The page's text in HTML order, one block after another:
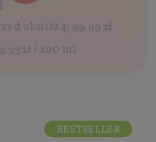
obniżką: 99,99 zł
zł / 100 ml
BESTSELLER